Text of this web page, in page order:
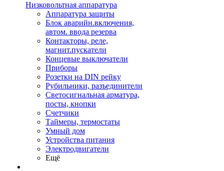
Низковольтная аппаратура
Аппаратура защиты
Блок аварийн.включения,
автом. ввода резерва
Контакторы, реле,
магнит.пускатели
Концевые выключатели
Приборы
Розетки на DIN рейку
Рубильники, разъединители
Светосигнальная арматура,
посты, кнопки
Счетчики
Таймеры, термостаты
Умный дом
Устройства питания
Электродвигатели
Ещё